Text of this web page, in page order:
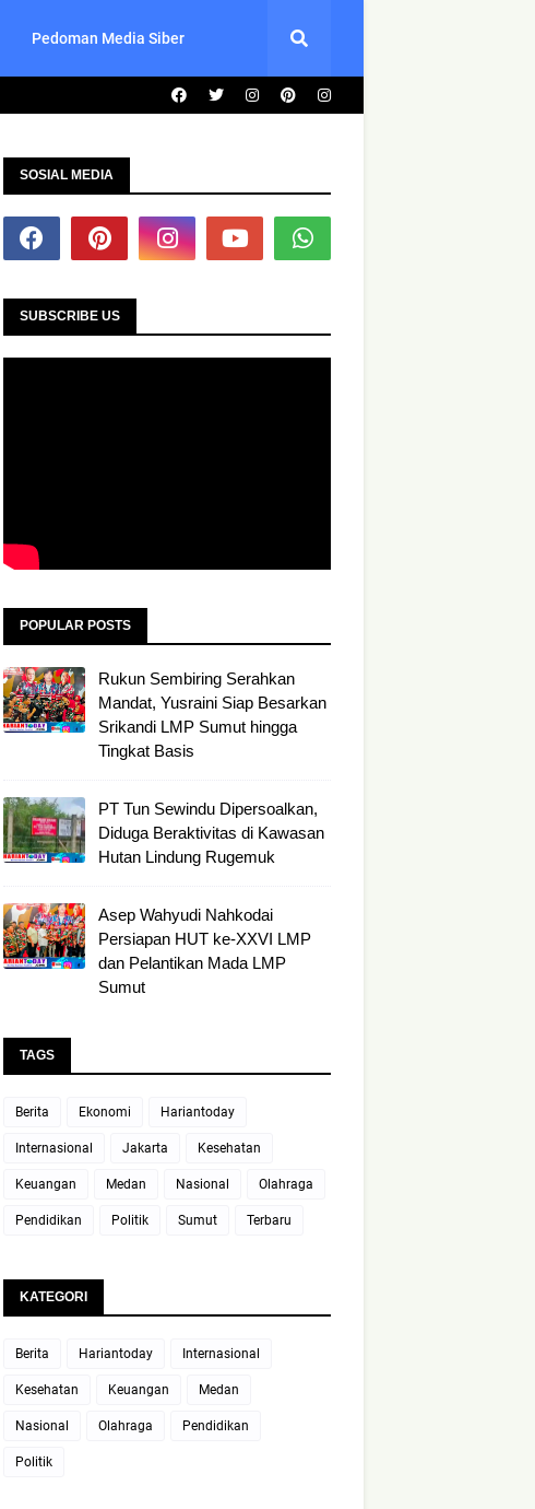
Pedoman Media Siber
SOSIAL MEDIA
SUBSCRIBE US
POPULAR POSTS
Rukun Sembiring Serahkan
Mandat, Yusraini Siap Besarkan
Srikandi LMP Sumut hingga
Tingkat Basis
PT Tun Sewindu Dipersoalkan,
Diduga Beraktivitas di Kawasan
Hutan Lindung Rugemuk
Asep Wahyudi Nahkodai
Persiapan HUT ke-XXVI LMP
dan Pelantikan Mada LMP
Sumut
TAGS
Berita Ekonomi Hariantoday
Internasional Jakarta Kesehatan
Keuangan Medan Nasional Olahraga
Pendidikan Politik Sumut Terbaru
KATEGORI
Berita Hariantoday Internasional
Kesehatan Keuangan Medan
Nasional Olahraga Pendidikan
Politik